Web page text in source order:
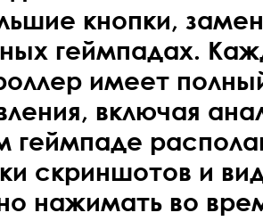
кнопки,
геймпадах.
имеет
включая
геймпаде
скриншотов и
нажимать во